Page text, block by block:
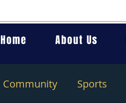
Home About Us
Community Sports